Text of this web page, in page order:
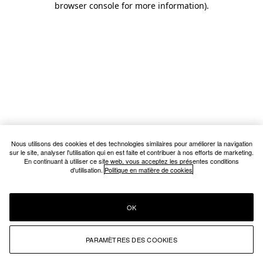
browser console for more information).
Nous utilisons des cookies et des technologies similaires pour améliorer la navigation
sur le site, analyser l'utilisation qui en est faite et contribuer à nos efforts de marketing.
En continuant à utiliser ce site web, vous acceptez les présentes conditions
d'utilisation. Politique en matière de cookies
PARAMÈTRES DES COOKIES
OK